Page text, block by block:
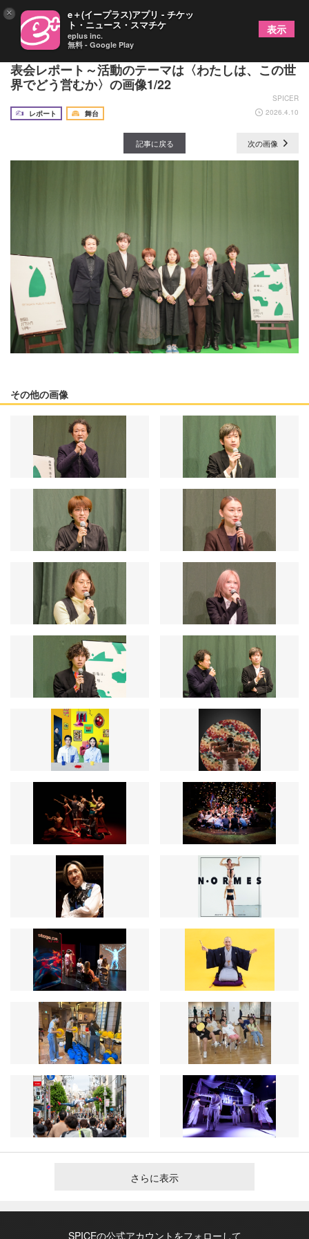
世田谷パブリックシアター2026年度ラインアップ発
表会レポート～活動のテーマは〈わたしは、この世
界でどう営むか〉の画像1/22
SPICER
レポート
舞台 2026.4.10
記事に戻る 次の画像
その他の画像
さらに表示
SPICEの公式アカウントをフォローして
× e＋(イープラス)アプリ - チケッ
ト・ニュース・スマチケ
eplus inc.
無料 - Google Play
表示